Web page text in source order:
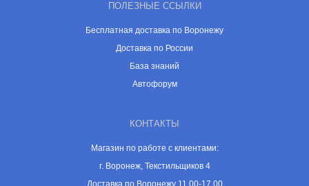
ПОЛЕЗНЫЕ ССЫЛКИ
Бесплатная доставка по Воронежу
Доставка по России
База знаний
Автофорум
КОНТАКТЫ
Магазин по работе с клиентами:
г. Воронеж, Текстильщиков 4
Доставка по Воронежу 11.00-17.00